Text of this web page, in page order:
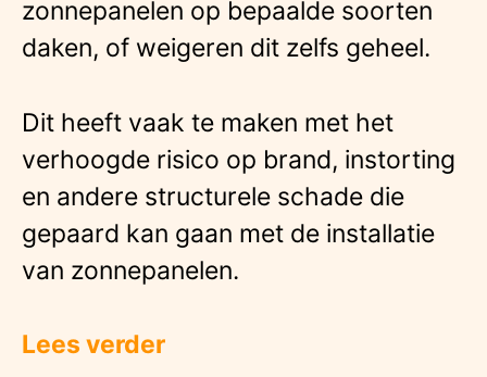
zonnepanelen op bepaalde soorten
daken, of weigeren dit zelfs geheel.
Dit heeft vaak te maken met het
verhoogde risico op brand, instorting
en andere structurele schade die
gepaard kan gaan met de installatie
van zonnepanelen.
Lees verder